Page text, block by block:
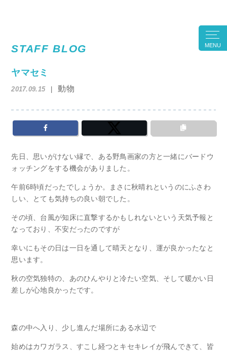
STAFF BLOG
ヤマセミ
2017.09.15 動物
先日、思いがけない縁で、ある野鳥画家の方と一緒にバードウ
ォッチングをする機会がありました。
午前6時頃だったでしょうか。まさに秋晴れというのにふさわ
しい、とても気持ちの良い朝でした。
その頃、台風が知床に直撃するかもしれないという天気予報と
なっており、不安だったのですが
幸いにもその日は一日を通して晴天となり、運が良かったなと
思います。
秋の空気独特の、あのひんやりと冷たい空気、そして暖かい日
差しが心地良かったです。
森の中へ入り、少し進んだ場所にある水辺で
始めはカワガラス、すこし経つとキセキレイが飛んできて、皆
MENU